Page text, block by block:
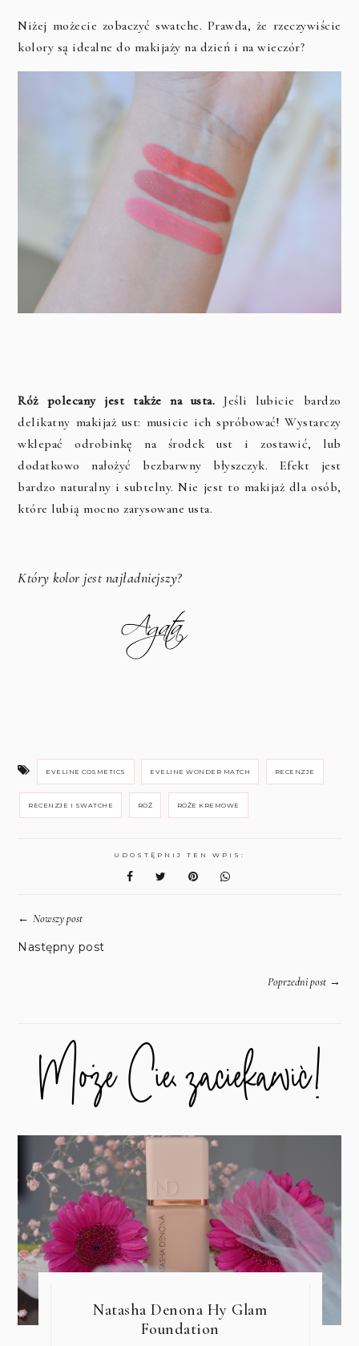
Niżej możecie zobaczyć swatche. Prawda, że rzeczywiście
kolory są idealne do makijaży na dzień i na wieczór?
Róż polecany jest także na usta. Jeśli lubicie bardzo
delikatny makijaż ust: musicie ich spróbować! Wystarczy
wklepać odrobinkę na środek ust i zostawić, lub
dodatkowo nałożyć bezbarwny błyszczyk. Efekt jest
bardzo naturalny i subtelny. Nie jest to makijaż dla osób,
które lubią mocno zarysowane usta.
Który kolor jest najładniejszy?
EVELINE COSMETICS EVELINE WONDER MATCH RECENZJE
RECENZJE I SWATCHE RÓŻ RÓŻE KREMOWE
UDOSTĘPNIJ TEN WPIS:
←Nowszy post
Następny post
Poprzedni post→
Natasha Denona Hy Glam
Foundation